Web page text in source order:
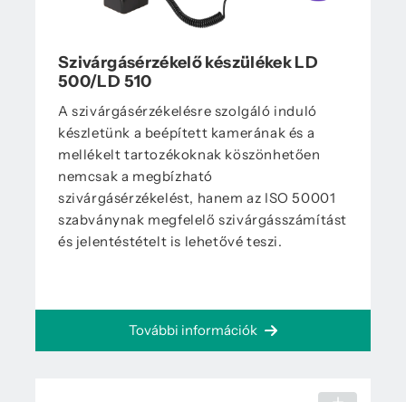
Szivárgásérzékelő készülékek LD
500/LD 510
A szivárgásérzékelésre szolgáló induló
készletünk a beépített kamerának és a
mellékelt tartozékoknak köszönhetően
nemcsak a megbízható
szivárgásérzékelést, hanem az ISO 50001
szabványnak megfelelő szivárgásszámítást
és jelentéstételt is lehetővé teszi.
További információk